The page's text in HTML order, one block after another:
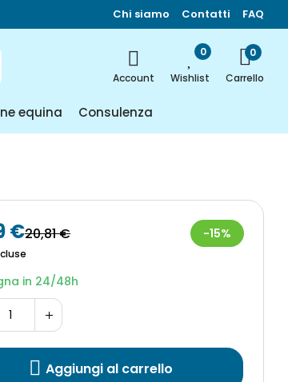
Chi siamo Contatti FAQ
Account Wishlist
0
0
Carrello
equina Consulenza
€20,81 € -15%
in 24/48h
Aggiungi al carrello